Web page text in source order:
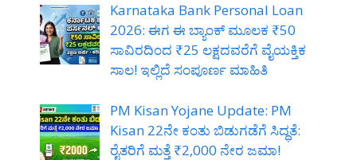
Karnataka Bank Personal Loan
2026: ಈಗ ಈ ಬ್ಯಾಂಕ್ ಮೂಲಕ ₹50
ಸಾವಿರದಿಂದ ₹25 ಲಕ್ಷದವರೆಗೆ ವೈಯಕ್ತಿಕ
ಸಾಲ! ಇಲ್ಲಿದೆ ಸಂಪೂರ್ಣ ಮಾಹಿತಿ
PM Kisan Yojane Update: PM
Kisan 22ನೇ ಕಂತು ಬಿಡುಗಡೆಗೆ ಸಿದ್ಧತೆ:
ರೈತರಿಗೆ ಮತ್ತೆ ₹2,000 ನೇರ ಜಮಾ!